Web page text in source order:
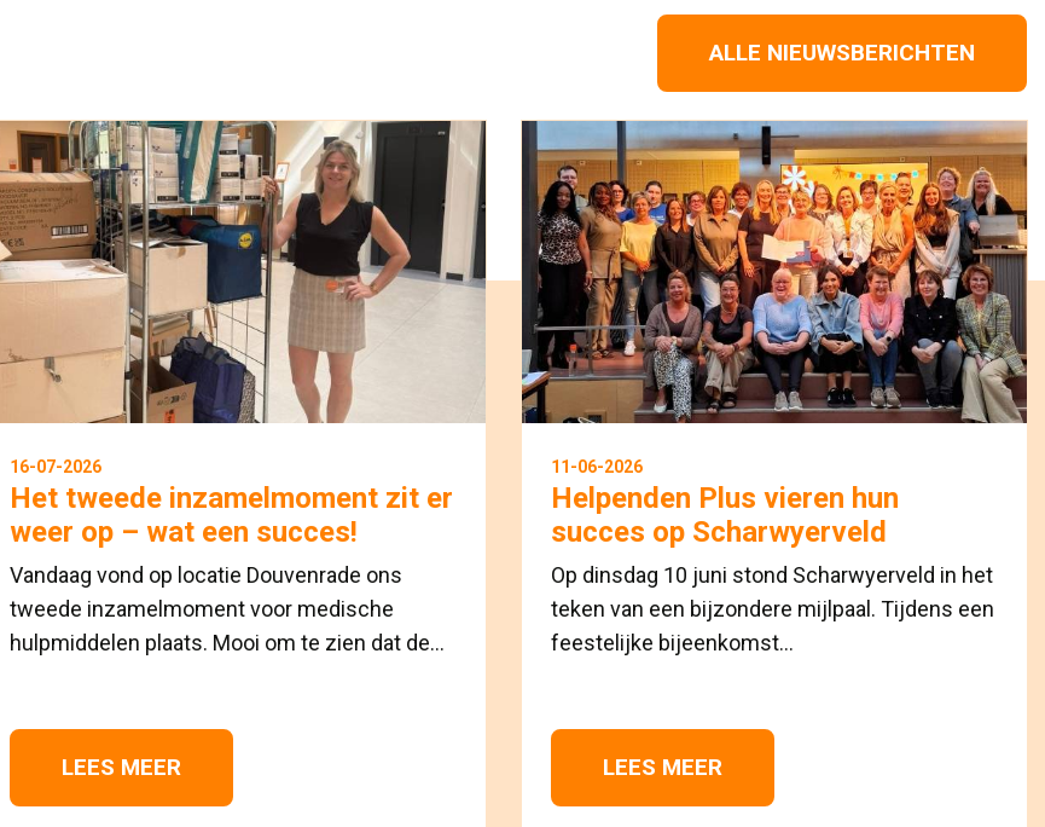
ALLE NIEUWSBERICHTEN
16-07-2026
Het tweede inzamelmoment zit er
weer op – wat een succes!
Vandaag vond op locatie Douvenrade ons
tweede inzamelmoment voor medische
hulpmiddelen plaats. Mooi om te zien dat de...
LEES MEER
11-06-2026
Helpenden Plus vieren hun
succes op Scharwyerveld
Op dinsdag 10 juni stond Scharwyerveld in het
teken van een bijzondere mijlpaal. Tijdens een
feestelijke bijeenkomst...
LEES MEER